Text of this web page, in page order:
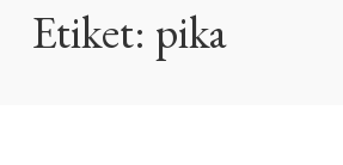
Etiket: pika